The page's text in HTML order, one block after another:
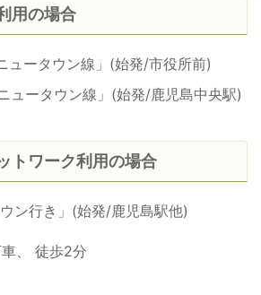
用の場合
ュータウン線」(始発/市役所前)
ュータウン線」(始発/鹿児島中央駅)
トワーク利用の場合
ウン行き」(始発/鹿児島駅他)
、 徒歩2分